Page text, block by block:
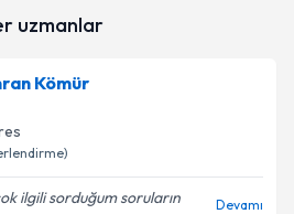
randevu almanız için bir
işlenmesine ilişkinAydınlatma
uzmanlar
Kömür
ilgili sorduğum soruların
Devamı